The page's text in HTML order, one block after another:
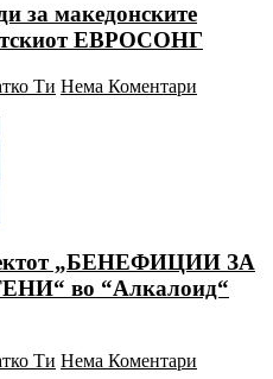
за македонските
ЕВРОСОНГ
Ти Нема Коментари
„БЕНЕФИЦИИ ЗА
во “Алкалоид“
Ти Нема Коментари